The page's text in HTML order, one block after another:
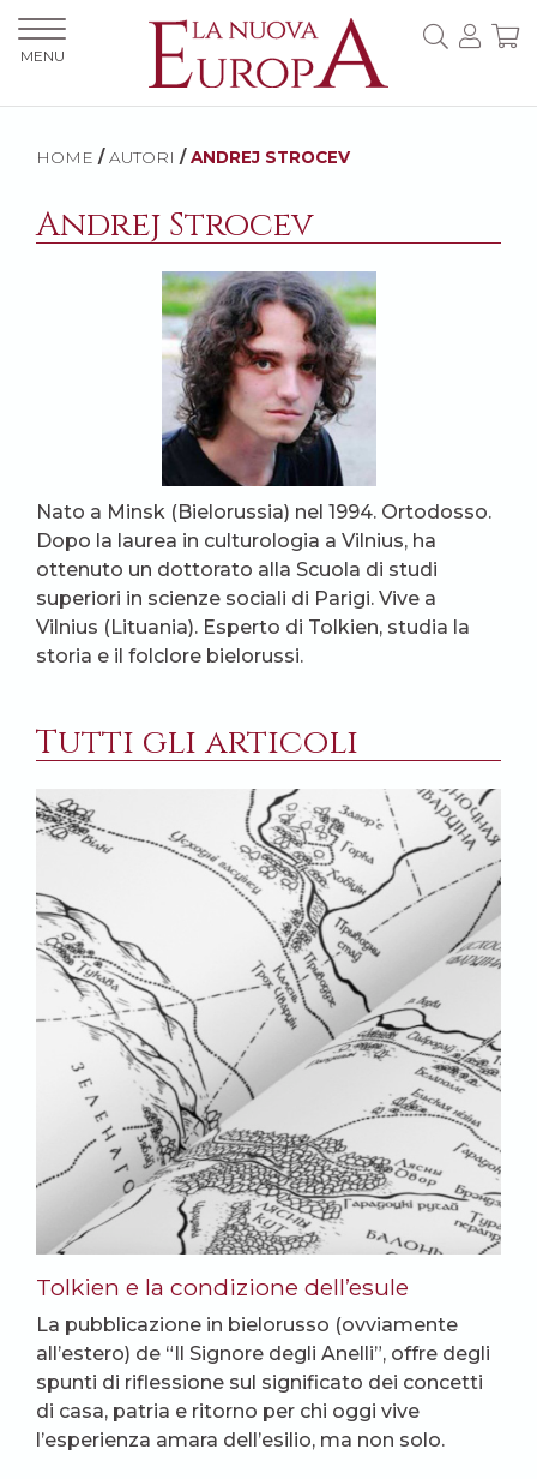
HOME / AUTORI / ANDREJ STROCEV
Andrej Strocev
Nato a Minsk (Bielorussia) nel 1994. Ortodosso.
Dopo la laurea in culturologia a Vilnius, ha
ottenuto un dottorato alla Scuola di studi
superiori in scienze sociali di Parigi. Vive a
Vilnius (Lituania). Esperto di Tolkien, studia la
storia e il folclore bielorussi.
Tutti gli articoli
Tolkien e la condizione dell’esule
La pubblicazione in bielorusso (ovviamente
all’estero) de “Il Signore degli Anelli”, offre degli
spunti di riflessione sul significato dei concetti
di casa, patria e ritorno per chi oggi vive
l’esperienza amara dell’esilio, ma non solo.
MENU